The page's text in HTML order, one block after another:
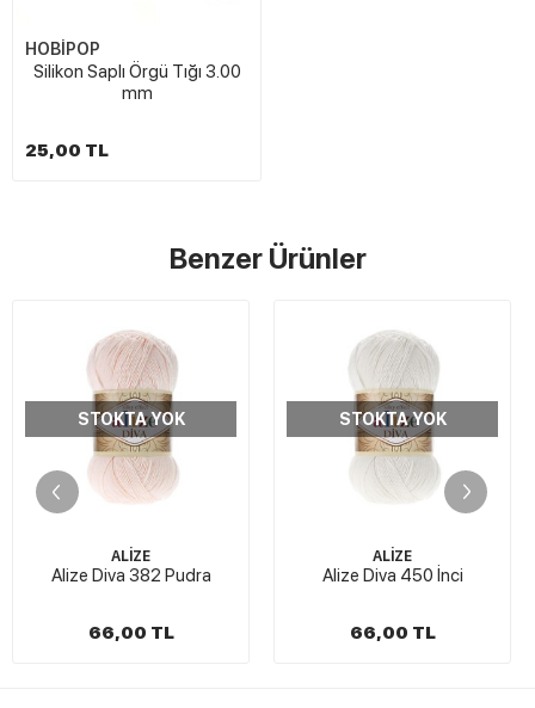
HOBİPOP
Silikon Saplı Örgü Tığı 3.00
mm
25,00 TL
Benzer Ürünler
STOKTA YOK
ALİZE
Alize Diva 382 Pudra
66,00 TL
STOKTA YOK
ALİZE
Alize Diva 450 İnci
66,00 TL